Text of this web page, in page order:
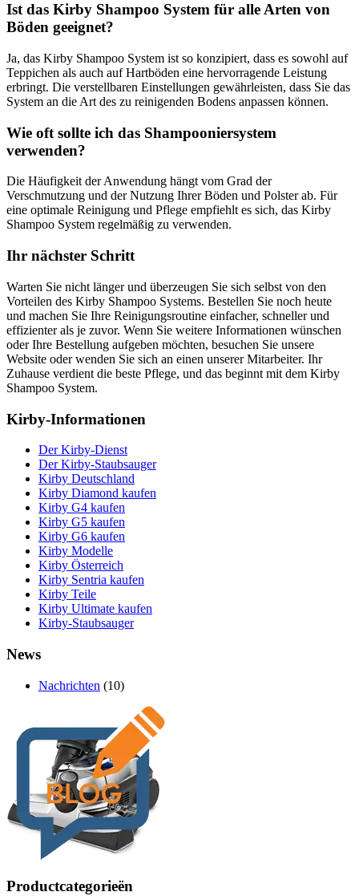
Ist das Kirby Shampoo System für alle Arten von
Böden geeignet?
Ja, das Kirby Shampoo System ist so konzipiert, dass es sowohl auf
Teppichen als auch auf Hartböden eine hervorragende Leistung
erbringt. Die verstellbaren Einstellungen gewährleisten, dass Sie das
System an die Art des zu reinigenden Bodens anpassen können.
Wie oft sollte ich das Shampooniersystem
verwenden?
Die Häufigkeit der Anwendung hängt vom Grad der
Verschmutzung und der Nutzung Ihrer Böden und Polster ab. Für
eine optimale Reinigung und Pflege empfiehlt es sich, das Kirby
Shampoo System regelmäßig zu verwenden.
Ihr nächster Schritt
Warten Sie nicht länger und überzeugen Sie sich selbst von den
Vorteilen des Kirby Shampoo Systems. Bestellen Sie noch heute
und machen Sie Ihre Reinigungsroutine einfacher, schneller und
effizienter als je zuvor. Wenn Sie weitere Informationen wünschen
oder Ihre Bestellung aufgeben möchten, besuchen Sie unsere
Website oder wenden Sie sich an einen unserer Mitarbeiter. Ihr
Zuhause verdient die beste Pflege, und das beginnt mit dem Kirby
Shampoo System.
Kirby-Informationen
Der Kirby-Dienst
Der Kirby-Staubsauger
Kirby Deutschland
Kirby Diamond kaufen
Kirby G4 kaufen
Kirby G5 kaufen
Kirby G6 kaufen
Kirby Modelle
Kirby Österreich
Kirby Sentria kaufen
Kirby Teile
Kirby Ultimate kaufen
Kirby-Staubsauger
News
Nachrichten (10)
Productcategorieën